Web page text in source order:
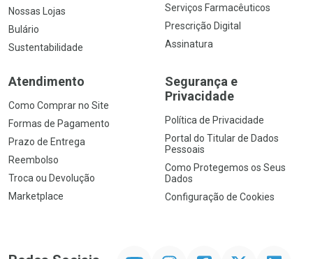
Nossas Lojas
Bulário
Sustentabilidade
Serviços Farmacêuticos
Prescrição Digital
Assinatura
Atendimento
Como Comprar no Site
Formas de Pagamento
Prazo de Entrega
Reembolso
Troca ou Devolução
Marketplace
Segurança e
Privacidade
Política de Privacidade
Portal do Titular de Dados
Pessoais
Como Protegemos os Seus
Dados
Configuração de Cookies
InstagramFacebookTwitter Linkedin